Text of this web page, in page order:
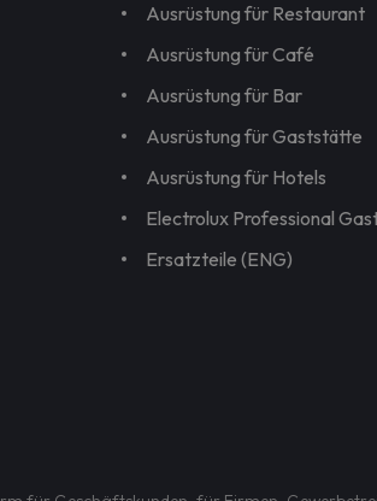
Ausrüstung für Restaurant
Ausrüstung für Café
Ausrüstung für Bar
Ausrüstung für Gaststätte
Ausrüstung für Hotels
Electrolux Professional
Ersatzteile (ENG)